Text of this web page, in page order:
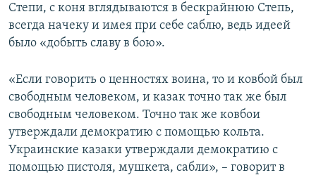
Степи, с коня вглядываются в бескрайнюю Степь,
всегда начеку и имея при себе саблю, ведь идеей
было «добыть славу в бою».
«Если говорить о ценностях воина, то и ковбой был
свободным человеком, и казак точно так же был
свободным человеком. Точно так же ковбои
утверждали демократию с помощью кольта.
Украинские казаки утверждали демократию с
помощью пистоля, мушкета, сабли», – говорит в